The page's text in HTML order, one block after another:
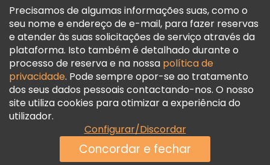
Política De Cookies
Freetour Prémios
Programa De Fidelidade
Precisamos de algumas informações suas, como o
seu nome e endereço de e-mail, para fazer reservas
e atender às suas solicitações de serviço através da
plataforma. Isto também é detalhado durante o
processo de reserva e na nossa política de
privacidade. Pode sempre opor-se ao tratamento
dos seus dados pessoais contactando-nos. O nosso
site utiliza cookies para otimizar a experiência do
utilizador.
Configurar/Discordar
Concordar e fechar